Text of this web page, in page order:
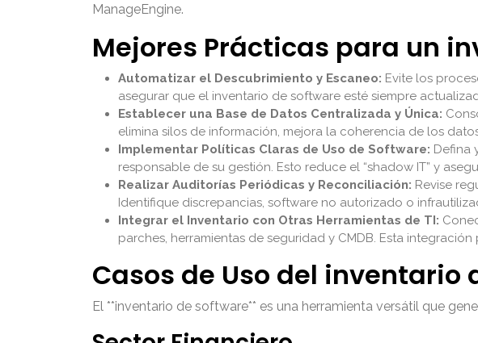
ManageEngine.
Mejores Prácticas para un
Automatizar el Descubrimiento y Escaneo: Evite los
asegurar que el inventario de software esté siempre
Establecer una Base de Datos Centralizada y Única:
elimina silos de información, mejora la coherencia de los
Implementar Políticas Claras de Uso de Software: Defina
responsable de su gestión. Esto reduce el “shadow IT” y
Realizar Auditorías Periódicas y Reconciliación: Revise
Identifique discrepancias, software no autorizado o
Integrar el Inventario con Otras Herramientas de TI:
parches, herramientas de seguridad y CMDB. Esta
Casos de Uso del
El **inventario de software** es una herramienta versátil que